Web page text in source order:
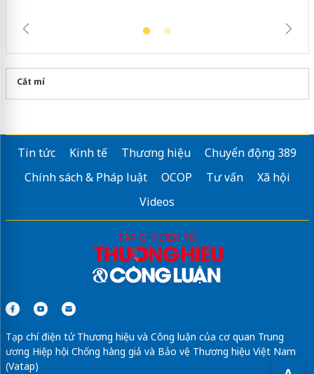
Cắt mí
Tin tức Kinh tế Thương hiệu
Chuyển động 389
Chính sách & Pháp luật
OCOP Tư vấn
Xã hội
Videos
Tạp chí điện tử Thương hiệu và Công luận của cơ quan Trung
ương Hiệp hội Chống hàng giả và Bảo vệ Thương hiệu Việt Nam
(Vatap)